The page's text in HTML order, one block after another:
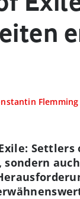
Flemming
sondern